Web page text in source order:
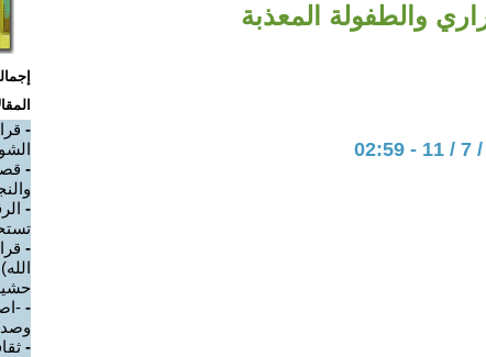
والطفولة المعذبة
-
-
-
-
-
-
-